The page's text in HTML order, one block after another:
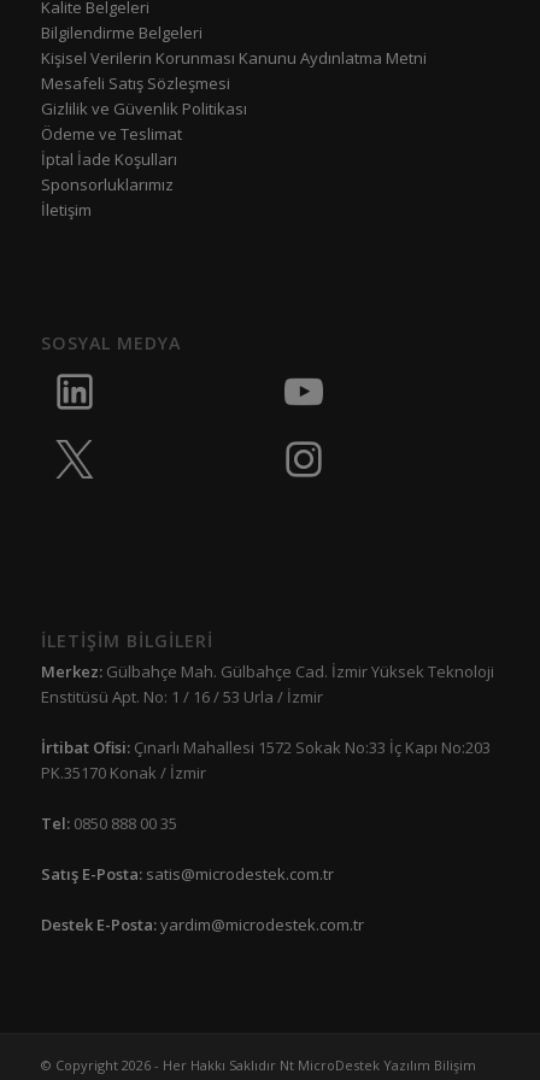
Kalite Belgeleri
Bilgilendirme Belgeleri
Kişisel Verilerin Korunması Kanunu Aydınlatma Metni
Mesafeli Satış Sözleşmesi
Gizlilik ve Güvenlik Politikası
Ödeme ve Teslimat
İptal İade Koşulları
Sponsorluklarımız
İletişim
SOSYAL MEDYA
İLETİŞİM BİLGİLERİ
Merkez:Gülbahçe Mah. Gülbahçe Cad. İzmir Yüksek Teknoloji
Enstitüsü Apt. No: 1 / 16 / 53 Urla / İzmir
İrtibat Ofisi: Çınarlı Mahallesi 1572 Sokak No:33 İç Kapı No:203
PK.35170 Konak / İzmir
Tel:0850 888 00 35
Satış E-Posta: satis@microdestek.com.tr
Destek E-Posta:yardim@microdestek.com.tr
© Copyright 2026 - Her Hakkı Saklıdır Nt MicroDestek Yazılım Bilişim